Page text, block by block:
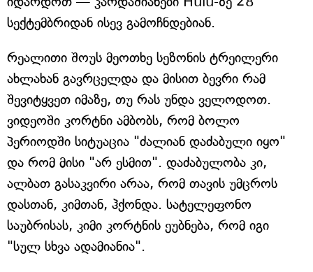
სექტემბრიდან ისევ გამოჩნდებიან.
რეალითი შოუს მეოთხე სეზონის ტრეილერი
ახლახან გავრცელდა და მისით ბევრი რამ
შევიტყვეთ იმაზე, თუ რას უნდა ველოდოთ.
ვიდეოში კორტნი ამბობს, რომ ბოლო
პერიოდში სიტუაცია "ძალიან დაძაბული იყო"
და რომ მისი "არ ესმით". დაძაბულობა კი,
ალბათ გასაკვირი არაა, რომ თავის უმცროს
დასთან, კიმთან, ჰქონდა. სატელეფონო
საუბრისას, კიმი კორტნის ეუბნება, რომ იგი
"სულ სხვა ადამიანია".